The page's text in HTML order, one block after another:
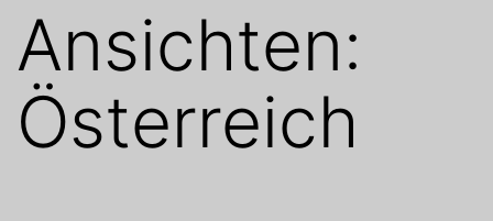
Ansichten:
Österreich